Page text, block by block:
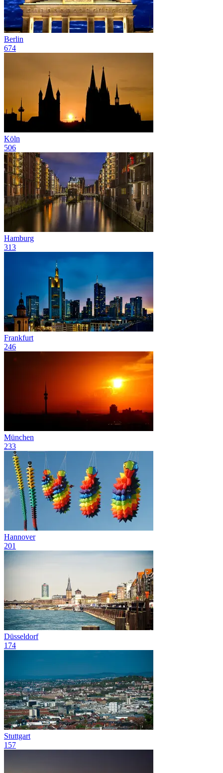
Berlin
674
Köln
506
Hamburg
313
Frankfurt
246
München
233
Hannover
201
Düsseldorf
174
Stuttgart
157